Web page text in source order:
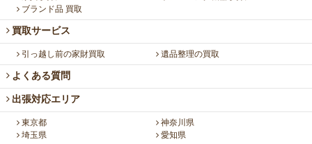
ブランド品 買取
買取サービス
引っ越し前の家財買取 遺品整理の買取
よくある質問
出張対応エリア
東京都
神奈川県
埼玉県
愛知県